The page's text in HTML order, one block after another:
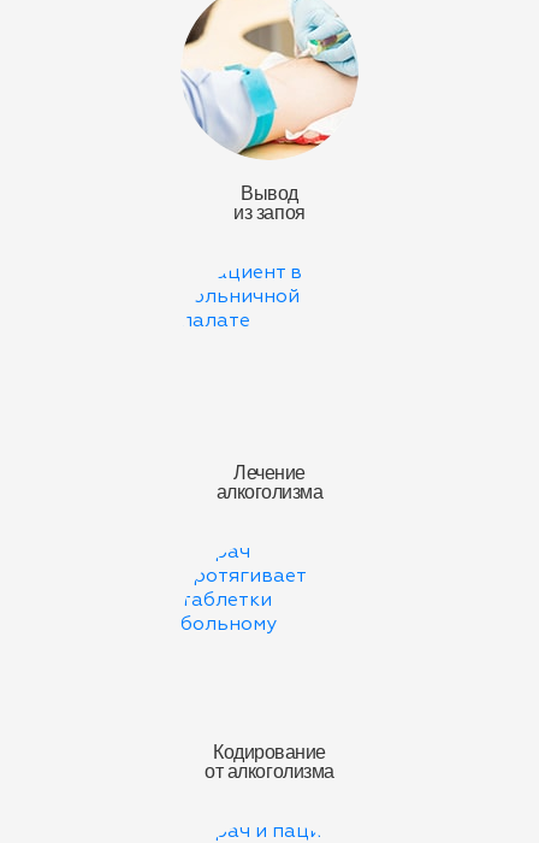
Вывод
из запоя
Лечение
алкоголизма
Кодирование
от алкоголизма